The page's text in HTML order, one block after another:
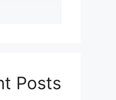
Posts